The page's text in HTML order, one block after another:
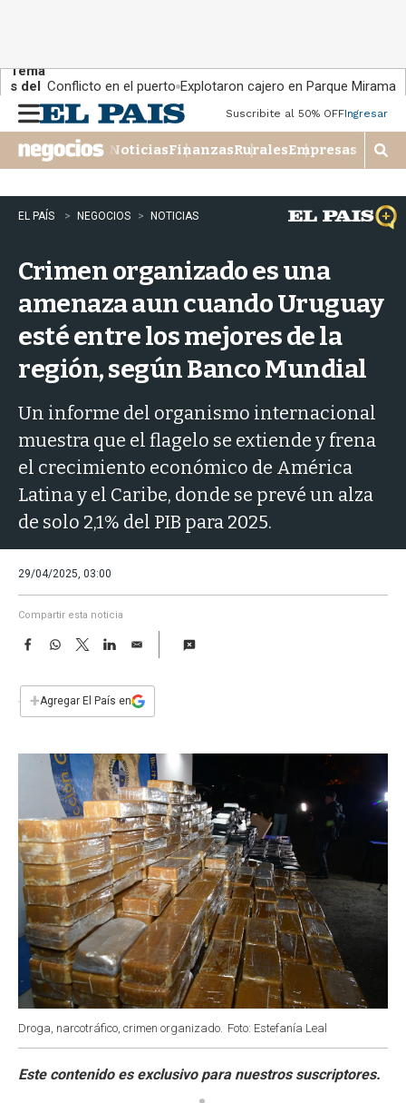
Tema
s del
día:
Conflicto en el puerto Explotaron cajero en Parque Miramar
n
u
Suscribite al 50% OFFIngresar
NoticiasFinanzasRuralesEmpresas
M
o
s
t
r
�
EL PAÍS NEGOCIOS NOTICIAS
Crimen organizado es una
amenaza aun cuando Uruguay
esté entre los mejores de la
región, según Banco Mundial
Un informe del organismo internacional
muestra que el flagelo se extiende y frena
el crecimiento económico de América
Latina y el Caribe, donde se prevé un alza
de solo 2,1% del PIB para 2025.
29/04/2025, 03:00
Compartir esta noticia
F
e
b
W
s
p
T
w
t
L
n
E
i
l
+Agregar El País en
Droga, narcotráfico, crimen organizado. Foto: Estefanía Leal